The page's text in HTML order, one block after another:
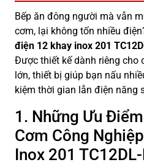
Bếp ăn đông người mà vẫn
cơm, lại không tốn nhiều
điện 12 khay inox 201
Được thiết kế dành riêng cho
lớn, thiết bị giúp bạn nấu
kiệm thời gian lẫn điện năng
1. Những Ưu
Cơm Công
Inox 201